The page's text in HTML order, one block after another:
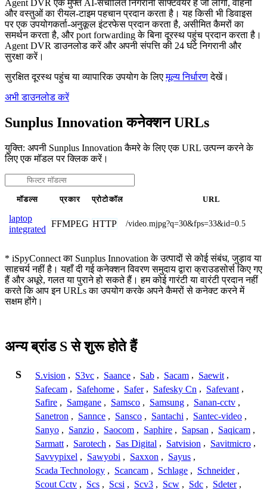
Agent DVR एक मुफ्त AI-संचालित निगरानी सॉफ्टवेयर है जो लोगों, वाहनों
और वस्तुओं का रीयल-टाइम पहचान प्रदान करता है। यह किसी भी डिवाइस
पर एक उपयोगकर्ता-अनुकूल इंटरफेस प्रदान करता है, असीमित कैमरों का
समर्थन करता है, और port forwarding के बिना दूरस्थ पहुंच प्रदान करता है।
Agent DVR डाउनलोड करें और अपनी संपत्ति की 24 घंटे निगरानी और
सुरक्षा करें।
सुरक्षित दूरस्थ पहुंच या व्यापारिक उपयोग के लिएमूल्य निर्धारणदेखें।
अभी डाउनलोड करें
Sunplus Innovation कनेक्शन URLs
युक्ति: अपनी Sunplus Innovation कैमरे के लिए एक URL उत्पन्न करने के
लिए एक मॉडल पर क्लिक करें।
मॉडल्स प्रकार प्रोटोकॉल URL
laptop
integrated
FFMPEG HTTP /video.mjpg?q=30&fps=33&id=0.5
* iSpyConnect का Sunplus Innovation के उत्पादों से कोई संबंध, जुड़ाव या
साहचर्य नहीं है। यहाँ दी गई कनेक्शन विवरण समुदाय द्वारा क्राउडसोर्स किए गए
हैं और अधूरे, गलत या पुराने हो सकते हैं। हम कोई गारंटी या वारंटी प्रदान नहीं
करते कि आप इन URLs का उपयोग करके अपने कैमरों से कनेक्ट करने में
सक्षम होंगे।
अन्य ब्रांड S से शुरू होते हैं
S S.vision , S3vc , Saance , Sab , Sacam , Saewit ,
Safecam , Safehome , Safer , Safesky Cn , Safevant ,
Safire , Samgane , Samsco , Samsung , Sanan-cctv ,
Sanetron , Sannce , Sansco , Santachi , Santec-video ,
Sanyo , Sanzio , Saocom , Saphire , Sapsan , Saqicam ,
Sarmatt , Sarotech , Sas Digital , Satvision , Savitmicro ,
Savvypixel , Sawyobi , Saxxon , Sayus ,
Scada Technology , Scancam , Schlage , Schneider ,
Scout Cctv , Scs , Scsi , Scv3 , Scw , Sdc , Sdeter ,